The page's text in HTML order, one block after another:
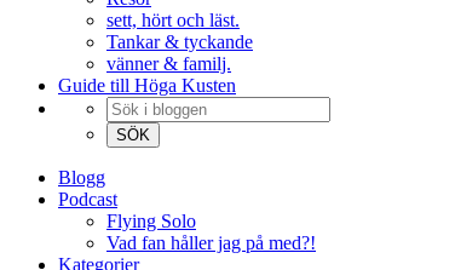
sett, hört och läst.
Tankar & tyckande
vänner & familj.
Guide till Höga Kusten
Blogg
Podcast
Flying Solo
Vad fan håller jag på med?!
Kategorier